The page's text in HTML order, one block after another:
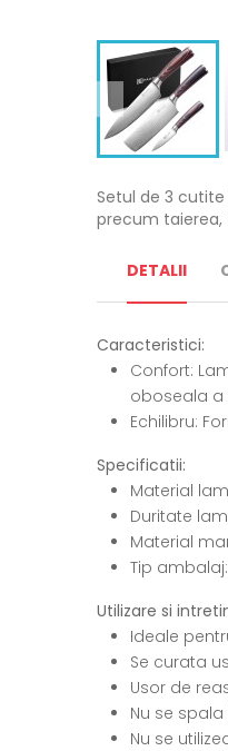
Setul de 3
precum taierea,
DETALII
Caracteristici:
Confort:
oboseala a
Echilibru:
Specificatii:
Material
Duritate
Material
Tip
Utilizare si
Ideale
Se curata
Usor de
Nu se
Nu se